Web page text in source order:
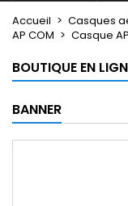
Accueil Casques
AP COM
Casque
BOUTIQUE EN
BANNER